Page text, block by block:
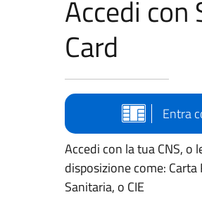
Accedi con
Card
Entra
Accedi con la tua CNS, o
disposizione come: Carta
Sanitaria, o CIE